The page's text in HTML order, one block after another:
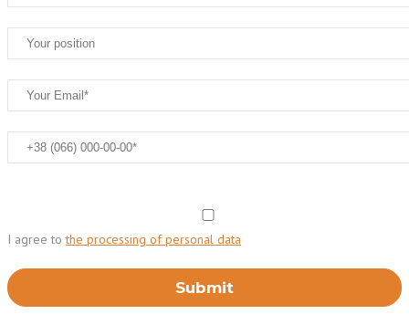
I agree tothe processing of personal data